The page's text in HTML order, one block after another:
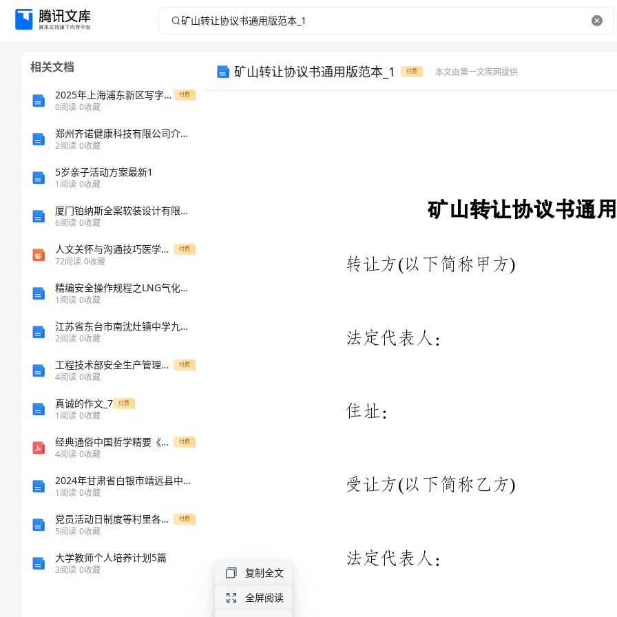
矿
相关文档
2025年上海浦东新区写字楼租赁合同规范 付费
0阅读 0收藏
郑州齐诺健康科技有限公司介绍企业发展分析报告
2阅读 0收藏
5岁亲子活动方案最新1
1阅读 0收藏
厦门铂纳斯全案软装设计有限公司介绍企业发展分析报告
6阅读 0收藏
人文关怀与沟通技巧医学课件 付费
72阅读 0收藏
精编安全操作规程之LNG气化供气设施操作规程
1阅读 0收藏
江苏省东台市南沈灶镇中学九年级英语下册Unit1LifeonMarsGrammar1教学案无答案牛津版
2阅读 0收藏
工程技术部安全生产管理职责模版 付费
4阅读 0收藏
真诚的作文_7 付费
1阅读 0收藏
经典通俗中国哲学精要《黄帝歧伯按摩十卷》 付费
4阅读 0收藏
2024年甘肃省白银市靖远县中级统计师《统计工作实务》模拟试题及答案
1阅读 0收藏
党员活动日制度等村里各项制度 付费
5阅读 0收藏
大学教师个人培养计划5篇
3阅读 0收藏
矿山转让协议书通用版范本_1 付费 本文由第一文库网提供
法定代表人：
复制全文
全屏阅读